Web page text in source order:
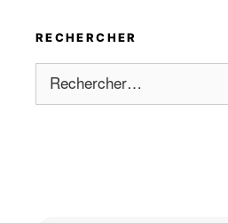
RECHERCHER
Rechercher :